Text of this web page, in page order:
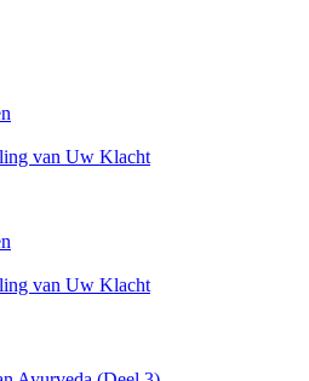
van Uw Klacht
van Uw Klacht